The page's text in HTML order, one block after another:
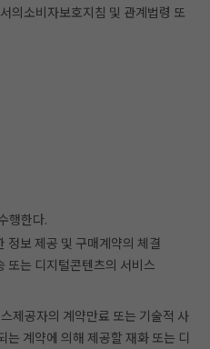
의소비자보호지침 및 관계법령 또
행한다.
정보 제공 및 구매계약의 체결
또는 디지털콘텐츠의 서비스
제공자의 계약만료 또는 기술적 사
는 계약에 의해 제공할 재화 또는 디